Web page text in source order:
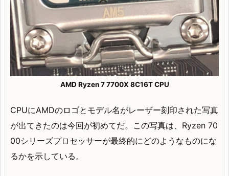
AMD Ryzen 7 7700X 8C16T CPU
CPUにAMDのロゴとモデル名がレーザー刻印された写真
が出てきたのは今回が初めてだ。この写真は、Ryzen 70
00シリーズプロセッサーが最終的にどのようなものにな
るかを示している。